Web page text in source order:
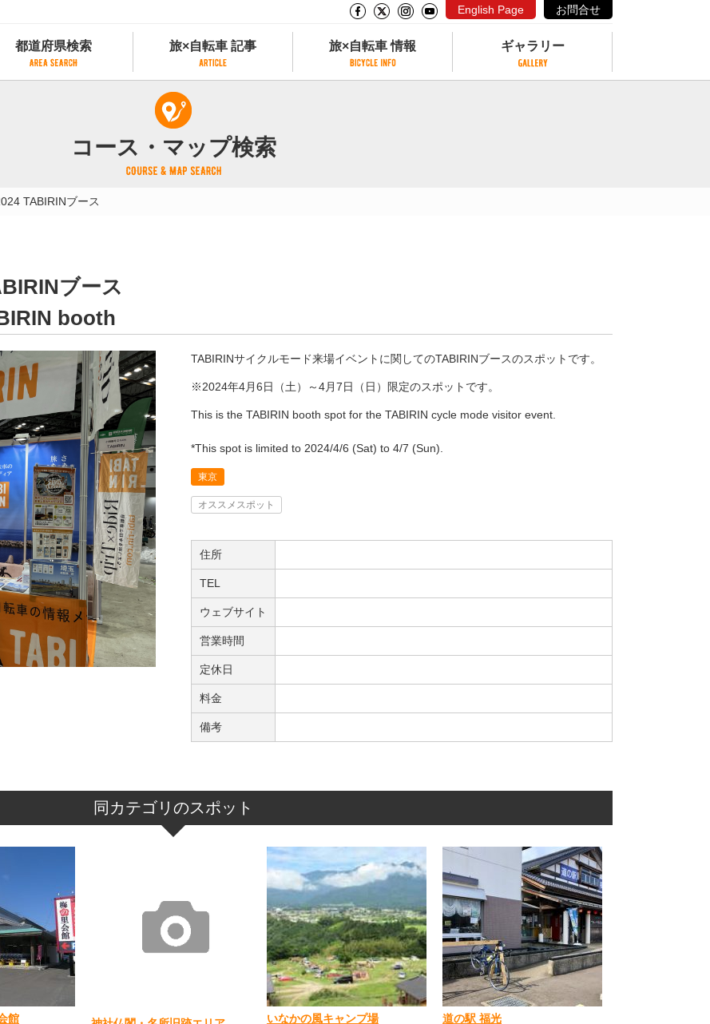
English Page お問合せ
都道府県検索
別サイクリング情報
旅×自転車 記事
旅×自転車 記事
記事一覧
カテゴリから探す
旅×自転車 情報
サイクリストにやさしい宿
サイクルトレイン
ギャラリー
コース・マップ検索
TABIRINブース
ブース
booth
TABIRINサイクルモード来場イベントに関してのTABIRINブースのスポットです。
※2024年4月6日（土）～4月7日（日）限定のスポットです。
This is the TABIRIN booth spot for the TABIRIN cycle mode visitor event.
*This spot is limited to 2024/4/6 (Sat) to 4/7 (Sun).
東京
オススメスポット
住所
TEL
ウェブサイト
営業時間
定休日
料金
備考
同カテゴリのスポット
館 いなかの風キャンプ場 道の駅 福光